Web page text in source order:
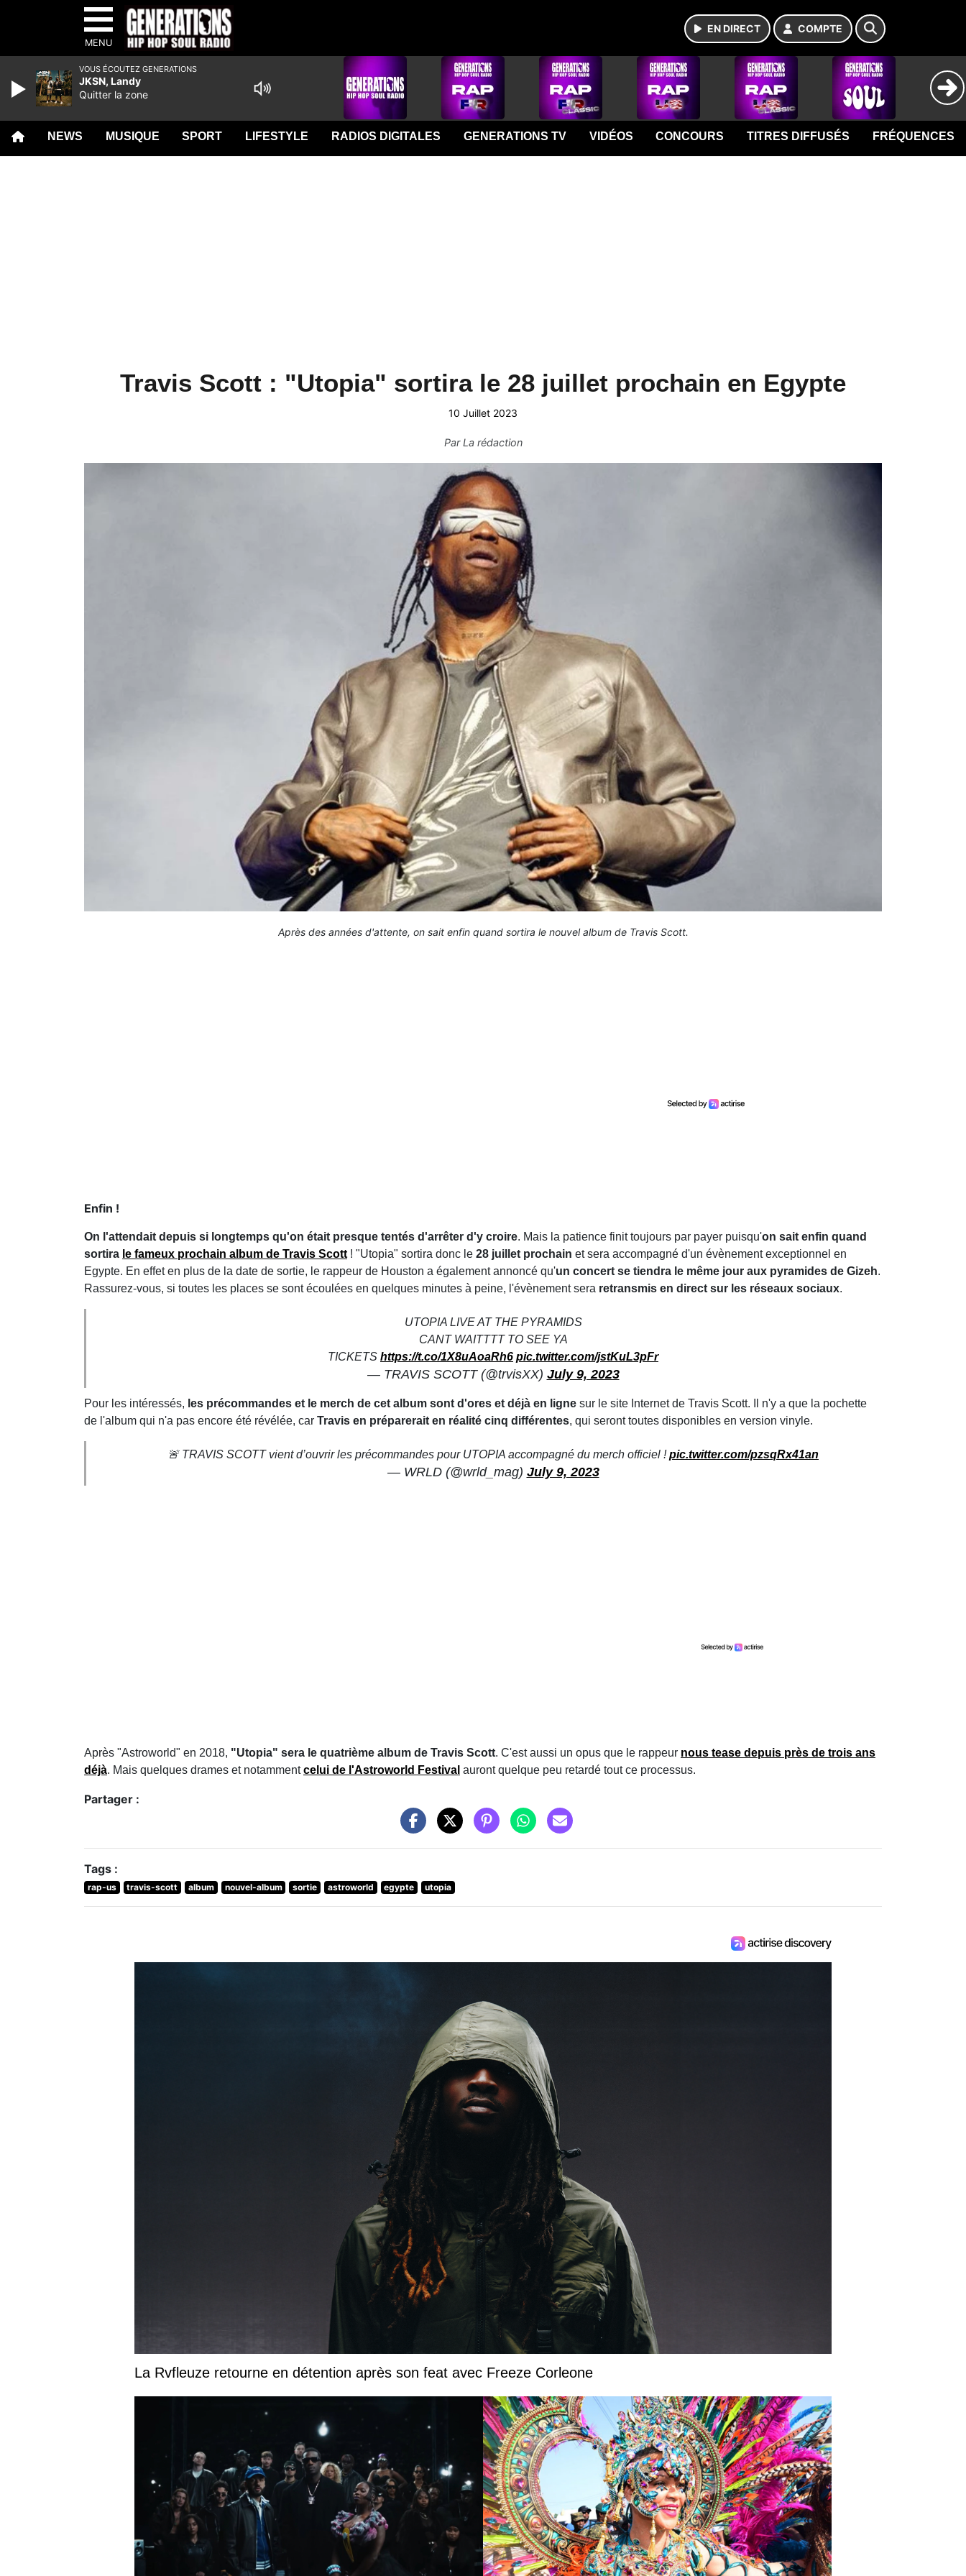
MENU
EN DIRECT COMPTE
NEWS MUSIQUE SPORT LIFESTYLE RADIOS DIGITALES GENERATIONS TV VIDÉOS CONCOURS TITRES DIFFUSÉS FRÉQUENCES
Travis Scott : "Utopia" sortira le 28 juillet prochain en Egypte
10 Juillet 2023
ParLa rédaction
Après des années d'attente, on sait enfin quand sortira le nouvel album de Travis Scott.
Enfin !
On l'attendait depuis si longtemps qu'on était presque tentés d'arrêter d'y croire. Mais la patience finit toujours par payer puisqu'on sait enfin quand
sortira le fameux prochain album de Travis Scott ! "Utopia" sortira donc le 28 juillet prochain et sera accompagné d'un évènement exceptionnel en
Egypte. En effet en plus de la date de sortie, le rappeur de Houston a également annoncé qu'un concert se tiendra le même jour aux pyramides de Gizeh.
Rassurez-vous, si toutes les places se sont écoulées en quelques minutes à peine, l'évènement sera retransmis en direct sur les réseaux sociaux.
UTOPIA LIVE AT THE PYRAMIDS
CANT WAITTTT TO SEE YA
TICKETS https://t.co/1X8uAoaRh6 pic.twitter.com/jstKuL3pFr
— TRAVIS SCOTT (@trvisXX) July 9, 2023
Pour les intéressés, les précommandes et le merch de cet album sont d'ores et déjà en ligne sur le site Internet de Travis Scott. Il n'y a que la pochette
de l'album qui n'a pas encore été révélée, car Travis en préparerait en réalité cinq différentes, qui seront toutes disponibles en version vinyle.
🚨 TRAVIS SCOTT vient d’ouvrir les précommandes pour UTOPIA accompagné du merch officiel !pic.twitter.com/pzsqRx41an
— WRLD (@wrld_mag) July 9, 2023
Après "Astroworld" en 2018, "Utopia" sera le quatrième album de Travis Scott. C'est aussi un opus que le rappeur nous tease depuis près de trois ans
déjà. Mais quelques drames et notammentcelui de l'Astroworld Festival auront quelque peu retardé tout ce processus.
Partager :
Tags :
rap-us travis-scott album nouvel-album sortie astroworld egypte utopia
La Rvfleuze retourne en détention après son feat avec Freeze Corleone
VOUS ÉCOUTEZ GENERATIONS
JKSN, Landy
Quitter la zone